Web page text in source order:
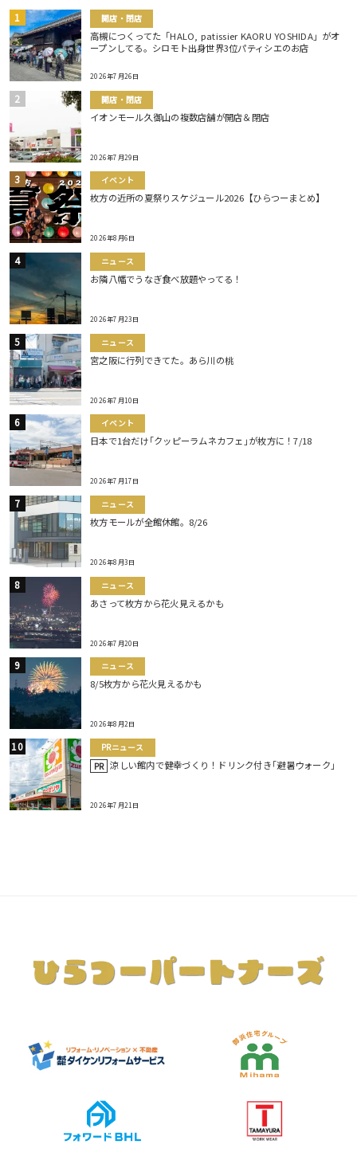
開店・閉店
高槻につくってた「HALO, patissier KAORU YOSHIDA」がオ
ープンしてる。シロモト出身世界3位パティシエのお店
2026年7月26日
開店・閉店
イオンモール久御山の複数店舗が開店＆閉店
2026年7月29日
イベント
枚方の近所の夏祭りスケジュール2026【ひらつーまとめ】
2026年8月6日
ニュース
お隣八幡でうなぎ食べ放題やってる！
2026年7月23日
ニュース
宮之阪に行列できてた。あら川の桃
2026年7月10日
イベント
日本で1台だけ｢クッピーラムネカフェ｣が枚方に！7/18
2026年7月17日
ニュース
枚方モールが全館休館。8/26
2026年8月3日
ニュース
あさって枚方から花火見えるかも
2026年7月20日
ニュース
8/5枚方から花火見えるかも
2026年8月2日
PRニュース
PR 涼しい館内で健幸づくり！ドリンク付き｢避暑ウォーク｣
2026年7月21日